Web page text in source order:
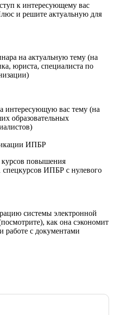
к интересующему вас
и решите актуальную для
на актуальную тему (на
юриста, специалиста по
интересующую вас тему (на
образовательных
ИПБР
курсов повышения
ИПБР с нулевого
системы электронной
как она сэкономит
работе с документами